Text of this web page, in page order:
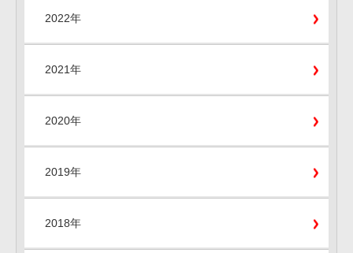
2022年
2021年
2020年
2019年
2018年